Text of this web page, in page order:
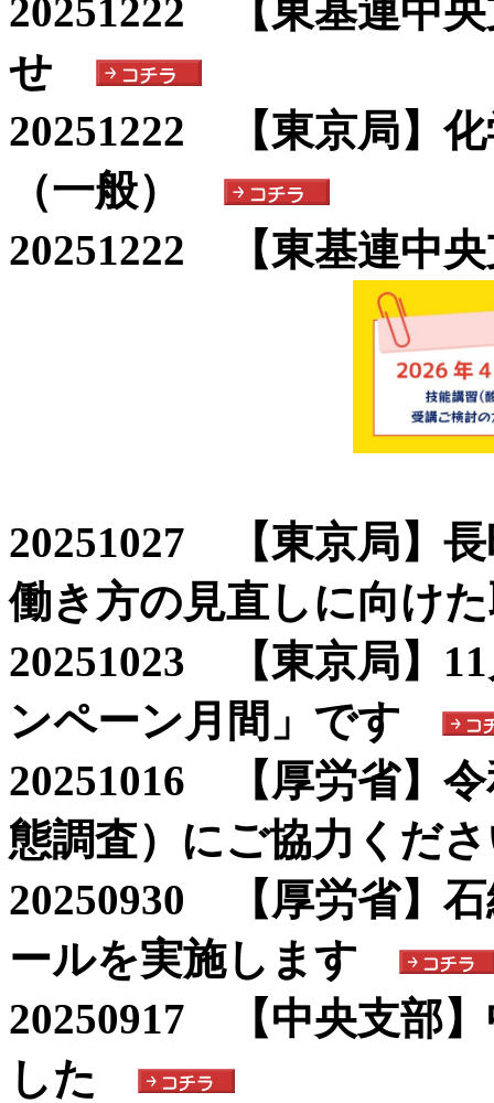
20251222 【東基連中
せ
20251222 【東京局】
（一般）
20251222 【東基連中
20251027 【東京局】
働き方の見直しに向け
20251023 【東京局】
ンペーン月間」です
20251016 【厚労省】
態調査）にご協力くだ
20250930 【厚労省】
ールを実施します
20250917 【中央支部
した